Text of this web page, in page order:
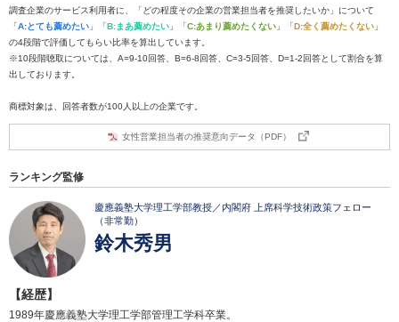
調査企業のサービス利用者に、「どの程度その企業の営業担当者を推奨したいか」について
「A:とても薦めたい 」「B:まあ薦めたい 」「C:あまり薦めたくない 」「D:全く薦めたくない 」
の4段階で評価してもらい比率を算出しています。
※10段階聴取については、A=9-10回答、B=6-8回答、C=3-5回答、D=1-2回答として割合を算
出しております。
商標対象は、回答者数が100人以上の企業です。
女性営業担当者の推奨意向データ（PDF）
ランキング監修
慶應義塾大学理工学部教授／内閣府 上席科学技術政策フェロー
（非常勤）
鈴木秀男
【経歴】
1989年慶應義塾大学理工学部管理工学科卒業。